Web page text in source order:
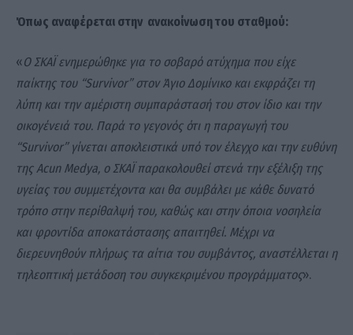
Όπως αναφέρεται στην ανακοίνωση του σταθμού:
«Ο ΣΚΑΪ ενημερώθηκε για το σοβαρό ατύχημα που είχε
παίκτης του “Survivor” στον Άγιο Δομίνικο και εκφράζει τη
λύπη και την αμέριστη συμπαράστασή του στον ίδιο και την
οικογένειά του. Παρά το γεγονός ότι η παραγωγή του
“Survivor” γίνεται αποκλειστικά υπό τον έλεγχο και την ευθύνη
της Acun Medya, ο ΣΚΑΪ παρακολουθεί στενά την εξέλιξη της
υγείας του συμμετέχοντα και θα συμβάλει με κάθε δυνατό
τρόπο στην περίθαλψή του, καθώς και στην όποια νοσηλεία
και φροντίδα αποκατάστασης απαιτηθεί. Μέχρι να
διερευνηθούν πλήρως τα αίτια του συμβάντος, αναστέλλεται η
τηλεοπτική μετάδοση του συγκεκριμένου προγράμματος».